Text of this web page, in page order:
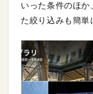
いった条件のほか
た絞り込みも簡単